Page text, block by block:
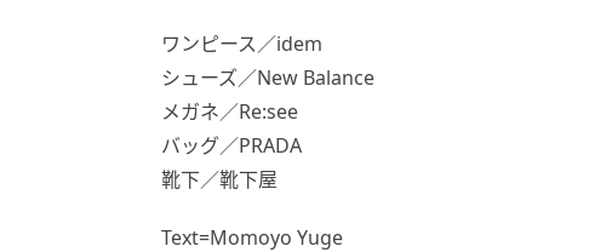
ワンピース／idem
シューズ／New Balance
メガネ／Re:see
バッグ／PRADA
靴下／靴下屋
Text=Momoyo Yuge